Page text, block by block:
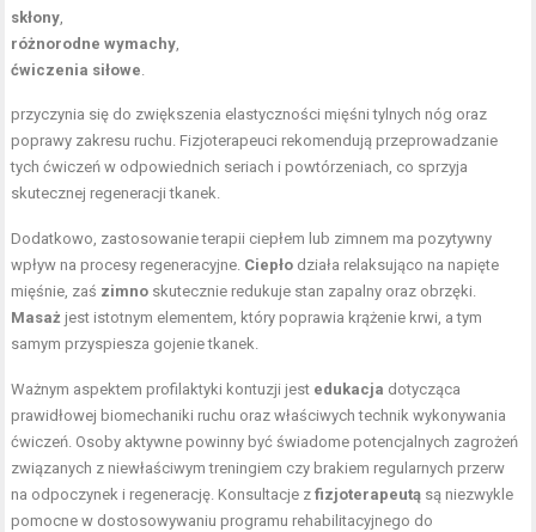
skłony,
różnorodne wymachy,
ćwiczenia siłowe.
przyczynia się do zwiększenia elastyczności mięśni tylnych nóg oraz
poprawy zakresu ruchu. Fizjoterapeuci rekomendują przeprowadzanie
tych ćwiczeń w odpowiednich seriach i powtórzeniach, co sprzyja
skutecznej regeneracji tkanek.
Dodatkowo, zastosowanie terapii ciepłem lub zimnem ma pozytywny
wpływ na procesy regeneracyjne. Ciepło działa relaksująco na napięte
mięśnie, zaś zimno skutecznie redukuje stan zapalny oraz obrzęki.
Masaż jest istotnym elementem, który poprawia krążenie krwi, a tym
samym przyspiesza gojenie tkanek.
Ważnym aspektem profilaktyki kontuzji jest edukacja dotycząca
prawidłowej biomechaniki ruchu oraz właściwych technik wykonywania
ćwiczeń. Osoby aktywne powinny być świadome potencjalnych zagrożeń
związanych z niewłaściwym treningiem czy brakiem regularnych przerw
na odpoczynek i regenerację. Konsultacje zfizjoterapeutą są niezwykle
pomocne w dostosowywaniu programu rehabilitacyjnego do